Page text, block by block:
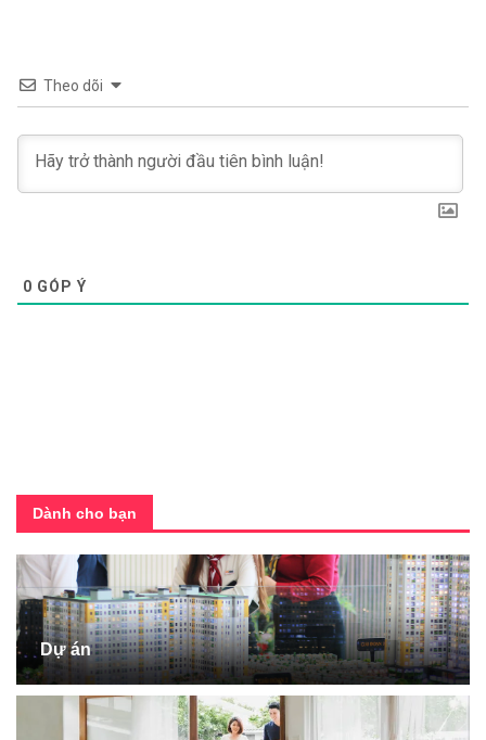
Theo dõi
0 GÓP Ý
Dành cho bạn
Dự án